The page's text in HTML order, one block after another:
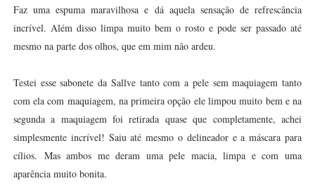
Faz uma espuma maravilhosa e dá aquela sensação de refrescância
incrível. Além disso limpa muito bem o rosto e pode ser passado até
mesmo na parte dos olhos, que em mim não ardeu.
Testei esse sabonete da Sallve tanto com a pele sem maquiagem tanto
com ela com maquiagem, na primeira opção ele limpou muito bem e na
segunda a maquiagem foi retirada quase que completamente, achei
simplesmente incrível! Saiu até mesmo o delineador e a máscara para
cílios. Mas ambos me deram uma pele macia, limpa e com uma
aparência muito bonita.